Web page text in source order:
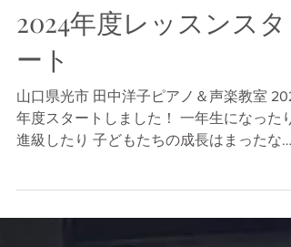
2024年度レッスンスタ
ート
山口県光市 田中洋子ピアノ＆声楽教室
年度スタートしました！ 一年生になったり